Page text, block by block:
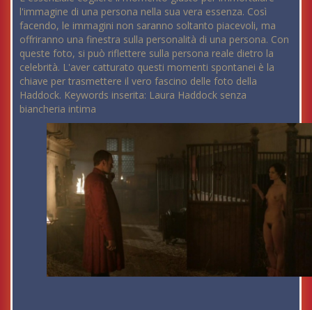
l'immagine di una persona nella sua vera essenza. Così
facendo, le immagini non saranno soltanto piacevoli, ma
offriranno una finestra sulla personalità di una persona. Con
queste foto, si può riflettere sulla persona reale dietro la
celebrità. L'aver catturato questi momenti spontanei è la
chiave per trasmettere il vero fascino delle foto della
Haddock. Keywords inserita: Laura Haddock senza
biancheria intima